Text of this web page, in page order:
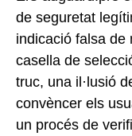
de seguretat
indicació falsa de
casella de
truc, una il·lusió
convèncer els
un procés de